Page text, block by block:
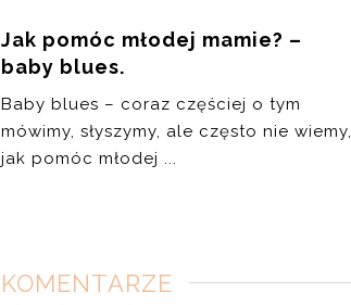
Jak pomóc młodej mamie? –
baby blues.
Baby blues – coraz częściej o tym
mówimy, słyszymy, ale często nie wiemy,
jak pomóc młodej ...
KOMENTARZE